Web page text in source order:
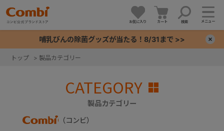
お気に入り カート 検索 メニュー
哺乳びんの除菌グッズが当たる！8/31まで >>
CATEGORY
製品カテゴリー
Combi
（コンビ）
トップ > 製品カテゴリー